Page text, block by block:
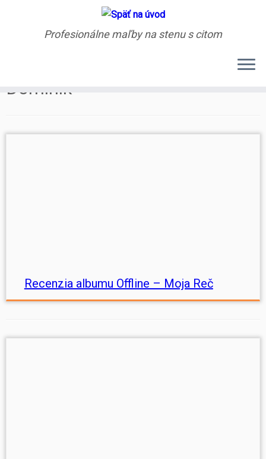
Profesionálne maľby na stenu s citom
Dominik
Recenzia albumu Offline – Moja Reč